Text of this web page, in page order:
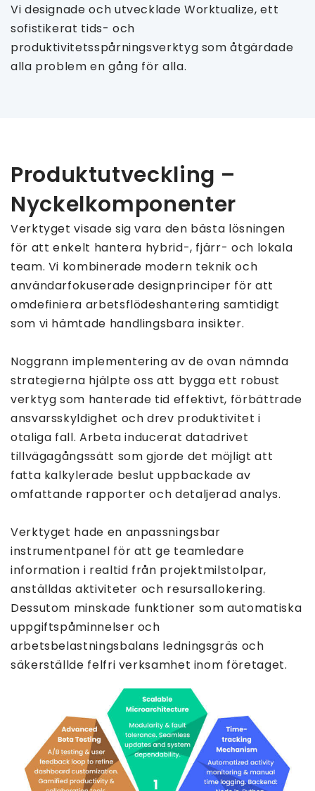
Vi designade och utvecklade Worktualize, ett
sofistikerat tids- och
produktivitetsspårningsverktyg som åtgärdade
alla problem en gång för alla.
Produktutveckling –
Nyckelkomponenter
Verktyget visade sig vara den bästa lösningen
för att enkelt hantera hybrid-, fjärr- och lokala
team. Vi kombinerade modern teknik och
användarfokuserade designprinciper för att
omdefiniera arbetsflödeshantering samtidigt
som vi hämtade handlingsbara insikter.
Noggrann implementering av de ovan nämnda
strategierna hjälpte oss att bygga ett robust
verktyg som hanterade tid effektivt, förbättrade
ansvarsskyldighet och drev produktivitet i
otaliga fall. Arbeta inducerat datadrivet
tillvägagångssätt som gjorde det möjligt att
fatta kalkylerade beslut uppbackade av
omfattande rapporter och detaljerad analys.
Verktyget hade en anpassningsbar
instrumentpanel för att ge teamledare
information i realtid från projektmilstolpar,
anställdas aktiviteter och resursallokering.
Dessutom minskade funktioner som automatiska
uppgiftspåminnelser och
arbetsbelastningsbalans ledningsgräs och
säkerställde felfri verksamhet inom företaget.